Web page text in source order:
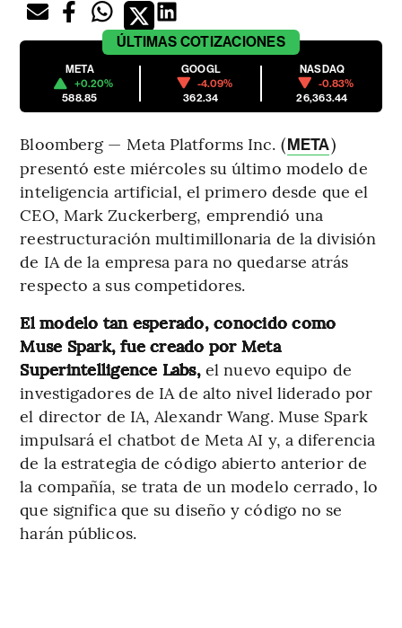
ÚLTIMAS COTIZACIONES
META
+0.20%
588.85
GOOGL
-4.09%
362.34
NASDAQ
-0.83%
26,363.44
Bloomberg — Meta Platforms Inc. (META)
presentó este miércoles su último modelo de
inteligencia artificial, el primero desde que el
CEO, Mark Zuckerberg, emprendió una
reestructuración multimillonaria de la división
de IA de la empresa para no quedarse atrás
respecto a sus competidores.
El modelo tan esperado, conocido como
Muse Spark, fue creado por Meta
Superintelligence Labs,el nuevo equipo de
investigadores de IA de alto nivel liderado por
el director de IA, Alexandr Wang. Muse Spark
impulsará el chatbot de Meta AI y, a diferencia
de la estrategia de código abierto anterior de
la compañía, se trata de un modelo cerrado, lo
que significa que su diseño y código no se
harán públicos.